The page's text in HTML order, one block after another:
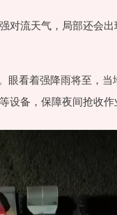
对流天气，局部还会
眼看着强降雨将至，
备，保障夜间抢收作